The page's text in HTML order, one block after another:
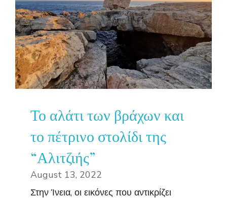
Το αλάτι των βράχων και
το πέτρινο στολίδι της
“Αλιτζιής”
August 13, 2022
Στην Ίνεια, οι εικόνες που αντικρίζει